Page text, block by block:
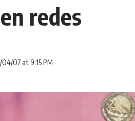
redes
07 at 9:15 PM